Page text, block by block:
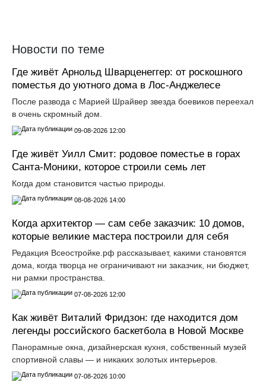
Новости по теме
Где живёт Арнольд Шварценеггер: от роскошного
поместья до уютного дома в Лос‑Анджелесе
После развода с Марией Шрайвер звезда боевиков переехал
в очень скромный дом.
09-08-2026 12:00
Где живёт Уилл Смит: родовое поместье в горах
Санта‑Моники, которое строили семь лет
Когда дом становится частью природы.
08-08-2026 14:00
Когда архитектор — сам себе заказчик: 10 домов,
которые великие мастера построили для себя
Редакция Всеостройке.рф рассказывает, какими становятся
дома, когда творца не ограничивают ни заказчик, ни бюджет,
ни рамки пространства.
07-08-2026 12:00
Как живёт Виталий Фридзон: где находится дом
легенды российского баскетбола в Новой Москве
Панорамные окна, дизайнерская кухня, собственный музей
спортивной славы — и никаких золотых интерьеров.
07-08-2026 10:00